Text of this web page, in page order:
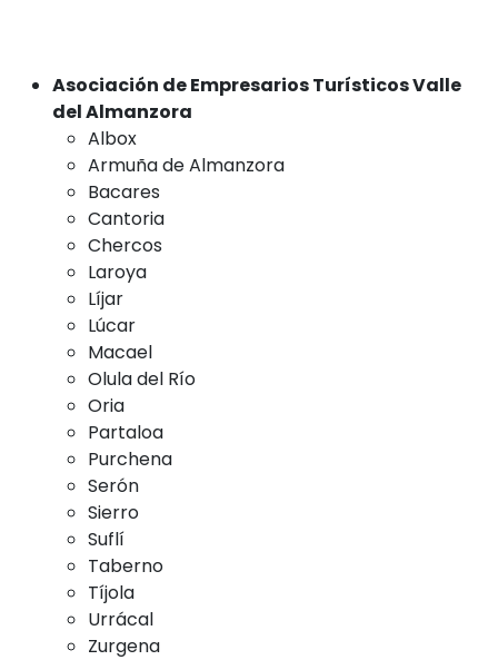
Asociación de Empresarios Turísticos Valle
del Almanzora
Albox
Armuña de Almanzora
Bacares
Cantoria
Chercos
Laroya
Líjar
Lúcar
Macael
Olula del Río
Oria
Partaloa
Purchena
Serón
Sierro
Suflí
Taberno
Tíjola
Urrácal
Zurgena